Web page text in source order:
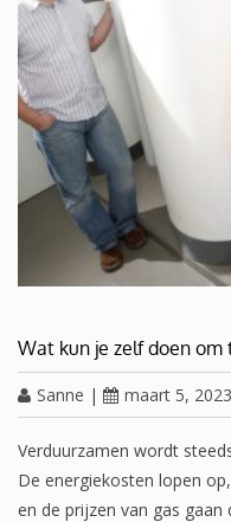
Wat kun je zelf doen om
Sanne | maart 5, 2023
Verduurzamen wordt
De energiekosten lopen
en de prijzen van gas